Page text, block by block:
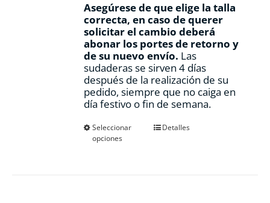
Asegúrese de que elige la talla
correcta, en caso de querer
solicitar el cambio deberá
abonar los portes de retorno y
de su nuevo envío. Las
sudaderas se sirven 4 días
después de la realización de su
pedido, siempre que no caiga en
día festivo o fin de semana.
Seleccionar
opciones
EsteDetalles